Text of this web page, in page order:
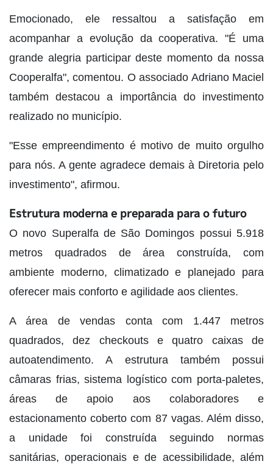
Emocionado, ele ressaltou a satisfação em
acompanhar a evolução da cooperativa. "É uma
grande alegria participar deste momento da nossa
Cooperalfa", comentou. O associado Adriano Maciel
também destacou a importância do investimento
realizado no município.
"Esse empreendimento é motivo de muito orgulho
para nós. A gente agradece demais à Diretoria pelo
investimento", afirmou.
Estrutura moderna e preparada para o futuro
O novo Superalfa de São Domingos possui 5.918
metros quadrados de área construída, com
ambiente moderno, climatizado e planejado para
oferecer mais conforto e agilidade aos clientes.
A área de vendas conta com 1.447 metros
quadrados, dez checkouts e quatro caixas de
autoatendimento. A estrutura também possui
câmaras frias, sistema logístico com porta-paletes,
áreas de apoio aos colaboradores e
estacionamento coberto com 87 vagas. Além disso,
a unidade foi construída seguindo normas
sanitárias, operacionais e de acessibilidade, além